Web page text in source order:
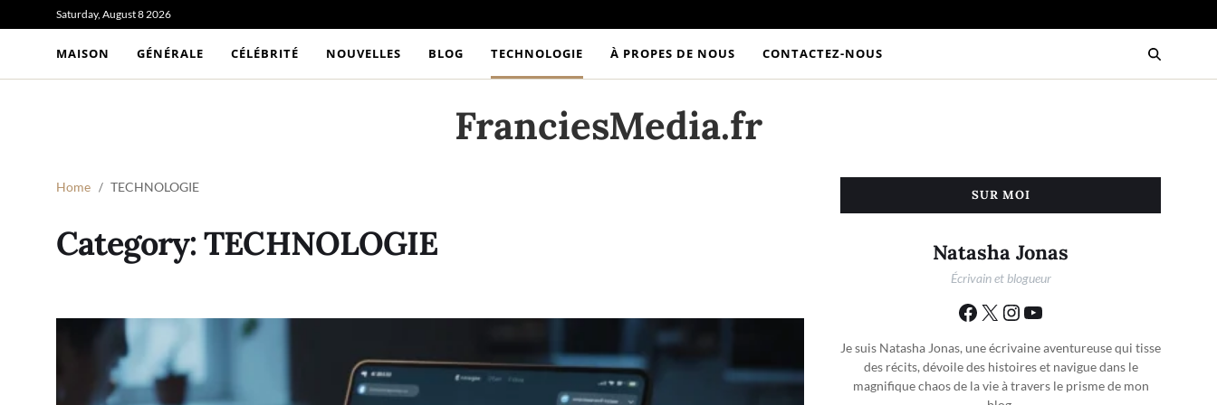
Saturday, August 8 2026
MAISON GÉNÉRALE CÉLÉBRITÉ NOUVELLES BLOG TECHNOLOGIE À PROPES DE NOUS CONTACTEZ-NOUS
FranciesMedia.fr
Home TECHNOLOGIE
Category:TECHNOLOGIE
SUR MOI
Natasha Jonas
Écrivain et blogueur
Je suis Natasha Jonas, une écrivaine aventureuse qui tisse
des récits, dévoile des histoires et navigue dans le
magnifique chaos de la vie à travers le prisme de mon